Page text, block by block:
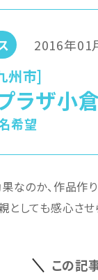
2016年01
州市]
ラザ小
希望
のか、作品作り
しても感心させ
この記